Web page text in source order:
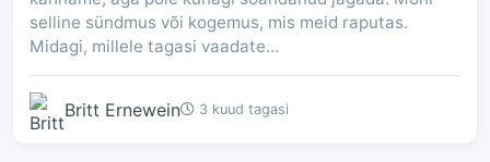
selline sündmus või kogemus, mis meid raputas.
Midagi, millele tagasi vaadate...
Britt Ernewein 3 kuud tagasi